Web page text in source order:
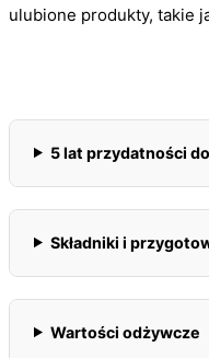
ulubione produkty, takie
5 lat przydatności
Składniki i
Wartości odżywcze